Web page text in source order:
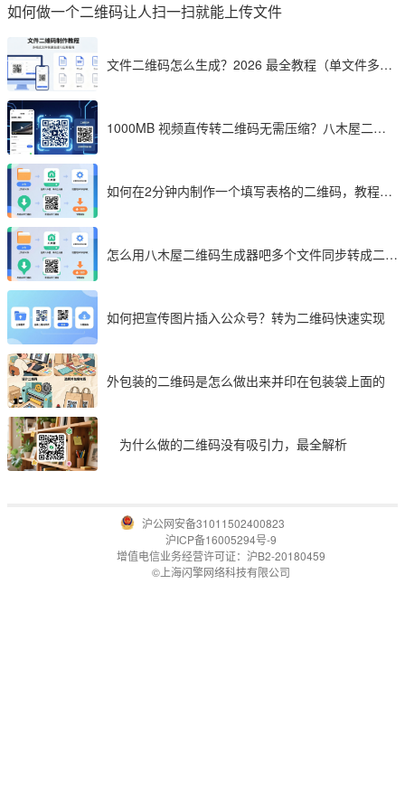
如何做一个二维码让人扫一扫就能上传文件
文件二维码怎么生成？2026 最全教程（单文件多文
1000MB 视频直传转二维码无需压缩？八木屋二维
如何在2分钟内制作一个填写表格的二维码，教程分
怎么用八木屋二维码生成器吧多个文件同步转成二维
如何把宣传图片插入公众号？转为二维码快速实现
外包装的二维码是怎么做出来并印在包装袋上面的
为什么做的二维码没有吸引力，最全解析
沪公网安备31011502400823
沪ICP备16005294号-9
增值电信业务经营许可证：沪B2-20180459
©上海闪擎网络科技有限公司